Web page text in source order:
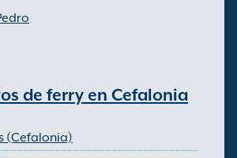
de ferry en Cefalonia
(Cefalonia)